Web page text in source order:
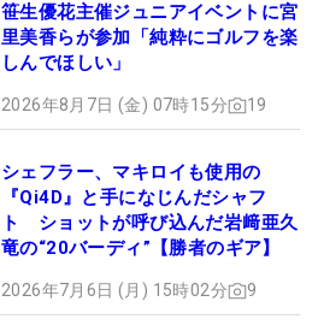
笹生優花主催ジュニアイベントに宮
里美香らが参加「純粋にゴルフを楽
しんでほしい」
2026年8月7日 (金) 07時15分 19
シェフラー、マキロイも使用の
『Qi4D』と手になじんだシャフ
ト ショットが呼び込んだ岩﨑亜久
竜の“20バーディ”【勝者のギア】
2026年7月6日 (月) 15時02分 9